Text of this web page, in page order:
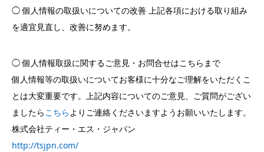
◯ 個人情報の取扱いについての改善 上記各項における取り組み
を適宜見直し、改善に努めます。
◯ 個人情報取扱に関するご意見・お問合せはこちらまで
個人情報等の取扱いについてお客様に十分なご理解をいただくこ
とは大変重要です。上記内容についてのご意見、ご質問がござい
ましたらこちらよりご連絡くださいますようお願いいたします。
株式会社ティー・エス・ジャパン
http://tsjpn.com/